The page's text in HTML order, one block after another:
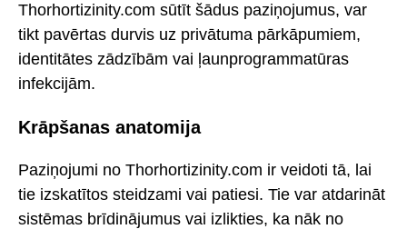
Thorhortizinity.com sūtīt šādus paziņojumus, var
tikt pavērtas durvis uz privātuma pārkāpumiem,
identitātes zādzībām vai ļaunprogrammatūras
infekcijām.
Krāpšanas anatomija
Paziņojumi no Thorhortizinity.com ir veidoti tā, lai
tie izskatītos steidzami vai patiesi. Tie var atdarināt
sistēmas brīdinājumus vai izlikties, ka nāk no